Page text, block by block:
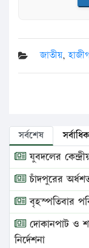
জাতীয়,
সর্বশেষ
যুবদলের
চাঁদপুরের
বৃহস্পতিবার
দোকানপাট ও
নির্দেশনা